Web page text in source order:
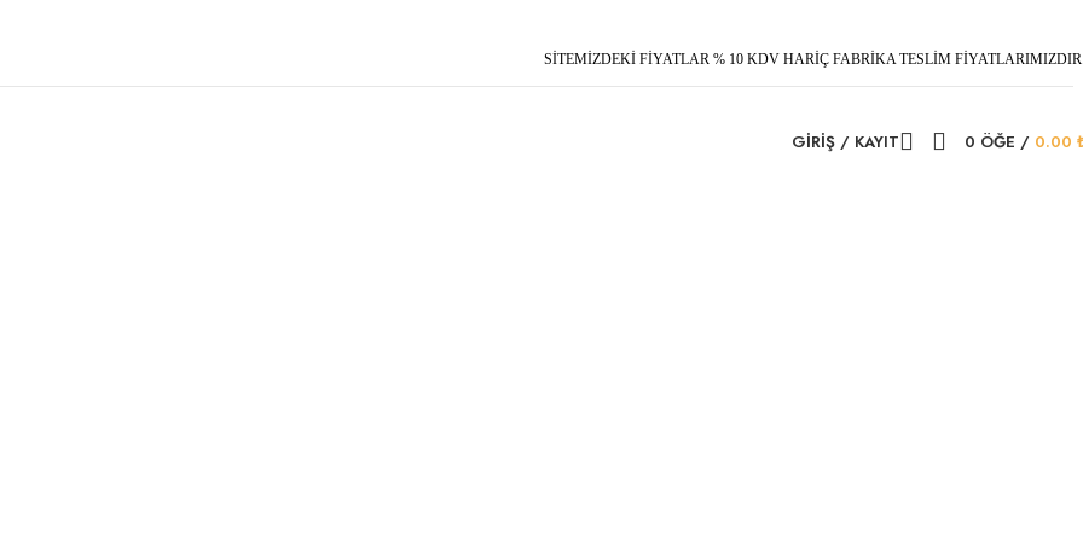
SİTEMİZDEKİ FİYATLAR % 10 KDV HARİÇ FABRİKA TESLİM
GIRIŞ / KAYIT 0 ÖĞE / 0.00